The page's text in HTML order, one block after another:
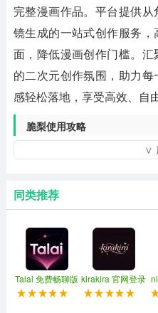
完整漫画作品。平台提供
镜生成的一站式创作服务
面，降低漫画创作门槛。
的二次元创作氛围，助力
感轻松落地，享受高效、自
脆梨使用攻略
1、下载完APP之后点击同∨
同类推荐
Talai 免费畅聊版 kirakira 官网登录
入口网址